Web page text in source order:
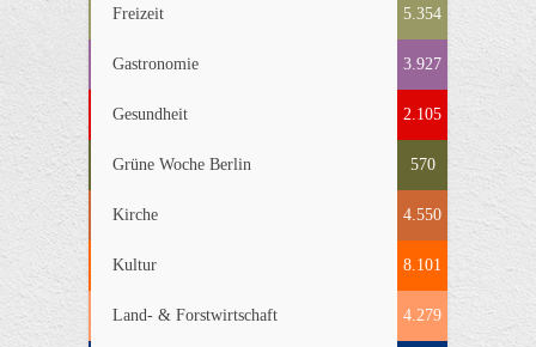
Freizeit 5.354
Gastronomie 3.927
Gesundheit 2.105
Grüne Woche Berlin 570
Kirche 4.550
Kultur 8.101
Land- & Forstwirtschaft 4.279